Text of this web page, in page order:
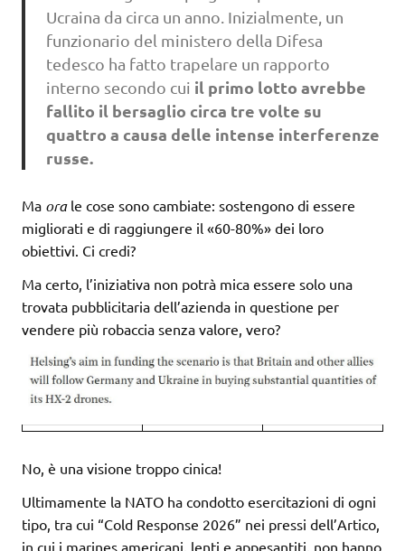
Ucraina da circa un anno. Inizialmente, un
funzionario del ministero della Difesa
tedesco ha fatto trapelare un rapporto
interno secondo cui il primo lotto avrebbe
fallito il bersaglio circa tre volte su
quattro a causa delle intense interferenze
russe.
Ma orale cose sono cambiate: sostengono di essere
migliorati e di raggiungere il «60-80%» dei loro
obiettivi. Ci credi?
Ma certo, l’iniziativa non potrà mica essere solo una
trovata pubblicitaria dell’azienda in questione per
vendere più robaccia senza valore, vero?
No, è una visione troppo cinica!
Ultimamente la NATO ha condotto esercitazioni di ogni
tipo, tra cui “Cold Response 2026” nei pressi dell’Artico,
in cui i marines americani, lenti e appesantiti, non hanno